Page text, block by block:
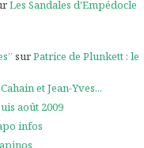
Les Sandales d'Empédocle
surPatrice de Plunkett : le
et Jean-Yves...
août 2009
infos